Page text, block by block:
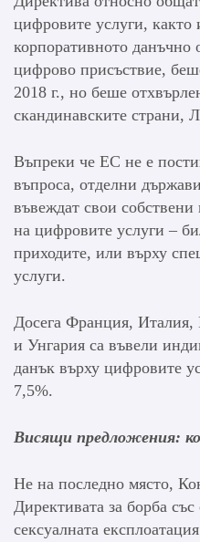
цифровите услуги, както
корпоративното данъчно
цифрово присъствие,
2018 г., но беше
скандинавските страни,
Въпреки че ЕС не е
въпроса, отделни
въвеждат свои
на цифровите услуги –
приходите, или върху
услуги.
Досега Франция, Италия,
и Унгария са въвели
данък върху цифровите
7,5%.
Висящи предложения:
Не на последно място,
Директивата за борба
сексуалната